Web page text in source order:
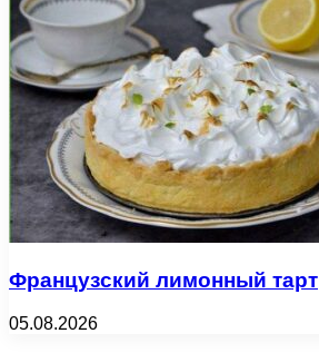
Французский лимонный тарт
05.08.2026